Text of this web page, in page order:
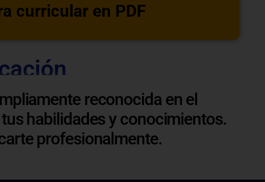
curricular en PDF
reconocida en el
habilidades y conocimientos.
profesionalmente.